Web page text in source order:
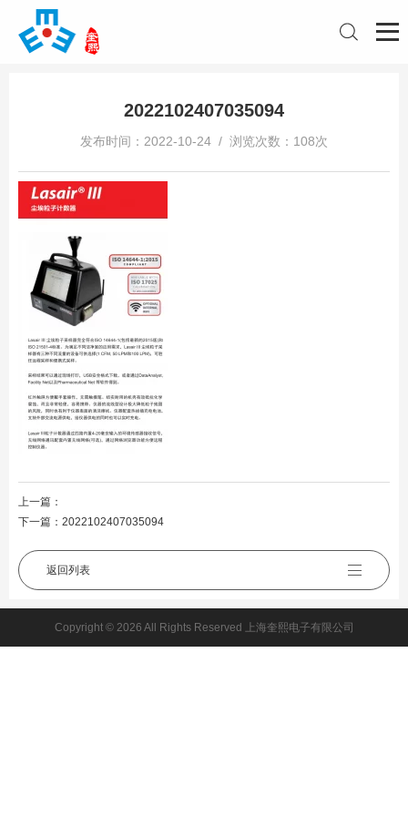
2022102407035094
发布时间：2022-10-24 / 浏览次数：108次
上一篇：
下一篇： 2022102407035094
返回列表
Copyright © 2026 All Rights Reserved 上海奎熙电子有限公司